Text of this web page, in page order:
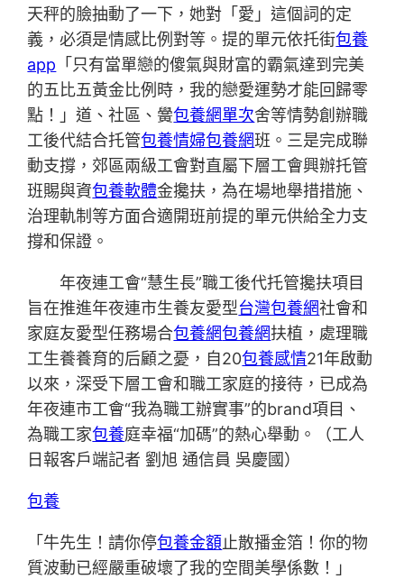
天秤的臉抽動了一下，她對「愛」這個詞的定
義，必須是情感比例對等。提的單元依托街包養
app 「只有當單戀的傻氣與財富的霸氣達到完美
的五比五黃金比例時，我的戀愛運勢才能回歸零
點！」道、社區、黌包養網單次舍等情勢創辦職
工後代結合托管包養情婦包養網班。三是完成聯
動支撐，郊區兩級工會對直屬下層工會興辦托管
班賜與資包養軟體金攙扶，為在場地舉措措施、
治理軌制等方面合適開班前提的單元供給全力支
撐和保證。
年夜連工會“慧生長”職工後代托管攙扶項目
旨在推進年夜連市生養友愛型台灣包養網社會和
家庭友愛型任務場合包養網包養網扶植，處理職
工生養養育的后顧之憂，自20包養感情21年啟動
以來，深受下層工會和職工家庭的接待，已成為
年夜連市工會“我為職工辦實事”的brand項目、
為職工家包養庭幸福“加碼”的熱心舉動。（工人
日報客戶端記者 劉旭 通信員 吳慶國）
包養
「牛先生！請你停包養金額止散播金箔！你的物
質波動已經嚴重破壞了我的空間美學係數！」